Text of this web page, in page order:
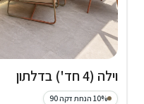
וילה (4 חד') בדלתון
10% הנחת דקה 90